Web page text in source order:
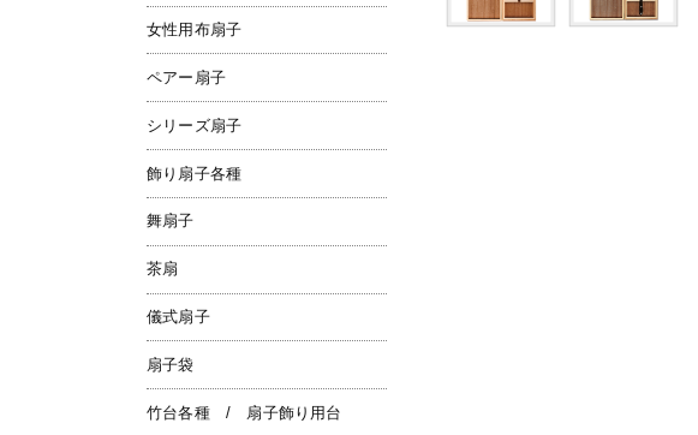
女性用布扇子
ペアー扇子
シリーズ扇子
飾り扇子各種
舞扇子
茶扇
儀式扇子
扇子袋
竹台各種 / 扇子飾り用台